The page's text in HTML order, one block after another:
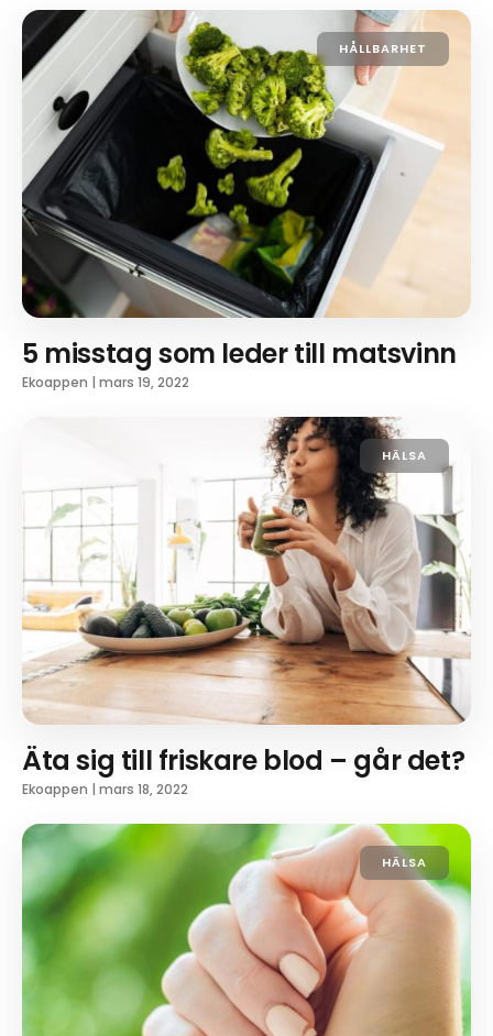
HÅLLBARHET
5 misstag som leder till matsvinn
Ekoappen | mars 19, 2022
HÄLSA
Äta sig till friskare blod – går det?
Ekoappen | mars 18, 2022
HÄLSA